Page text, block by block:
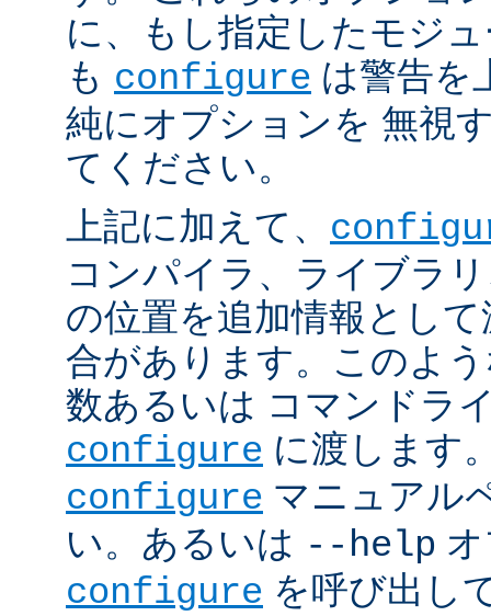
に、もし指定したモジ
も configure は警告を
純にオプションを 無視
てください。
上記に加えて、
コンパイラ、ライブラ
の位置を追加情報とし
合があります。このよ
数あるいは コマンドラ
configure に渡します
configure マニュアル
い。あるいは --help
configure を呼び出し